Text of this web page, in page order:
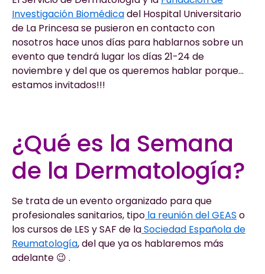
Investigación Biomédicadel Hospital Universitario
de La Princesa se pusieron en contacto con
nosotros hace unos días para hablarnos sobre un
evento que tendrá lugar los días 21-24 de
noviembre y del que os queremos hablar porque…
estamos invitados!!!
¿Qué es la Semana
de la Dermatología?
Se trata de un evento organizado para que
profesionales sanitarios, tipo la reunión del GEAS o
los cursos de LES y SAF de laSociedad Española de
Reumatología, del que ya os hablaremos más
adelante 😉 .